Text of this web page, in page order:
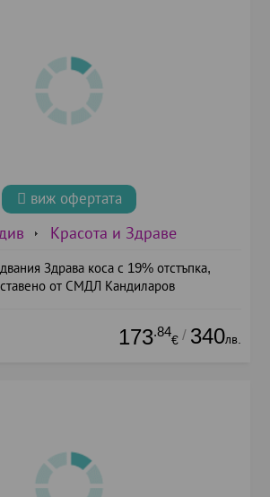
виж офертата
Красота и Здраве
Здрава коса с 19% отстъпка,
от СМДЛ Кандиларов
173.84
€ / 340лв.